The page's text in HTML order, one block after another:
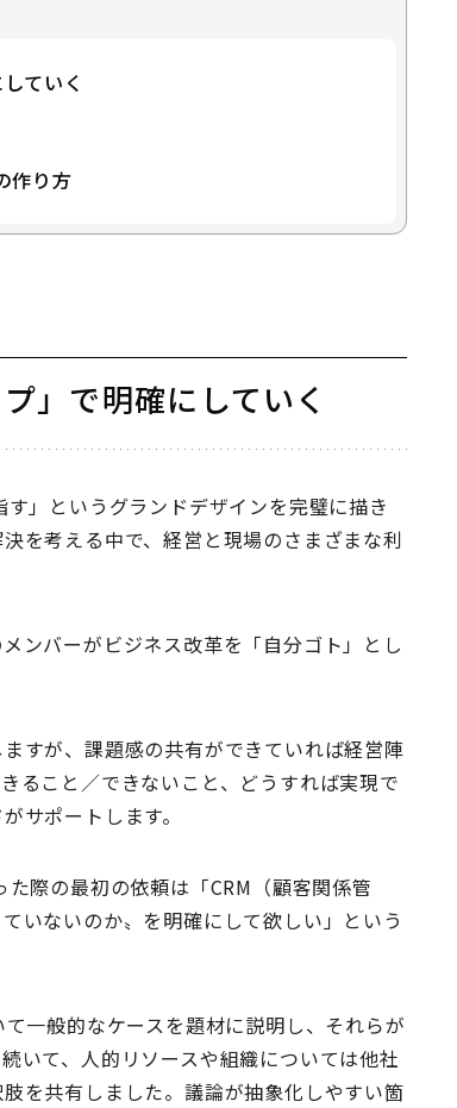
ていく
作り方
」で明確にしていく
」というグランドデザインを完璧に描き
を考える中で、経営と現場のさまざまな利
ンバーがビジネス改革を「自分ゴト」とし
すが、課題感の共有ができていれば経営陣
ること／できないこと、どうすれば実現で
サポートします。
際の最初の依頼は「CRM（顧客関係管
いないのか〟を明確にして欲しい」という
一般的なケースを題材に説明し、それらが
いて、人的リソースや組織については他社
を共有しました。議論が抽象化しやすい箇